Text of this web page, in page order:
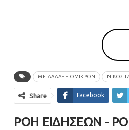
ΜΕΤΆΛΛΑΞΗ ΌΜΙΚΡΟΝ ΝΊΚΟΣ
Share Facebook
ΡΟΉ ΕΙΔΉΣΕΩΝ -